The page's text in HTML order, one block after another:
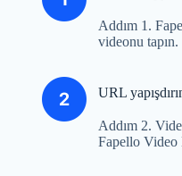
Addım 1.
videonu tapın.
URL
Addım 2.
Fapello Video